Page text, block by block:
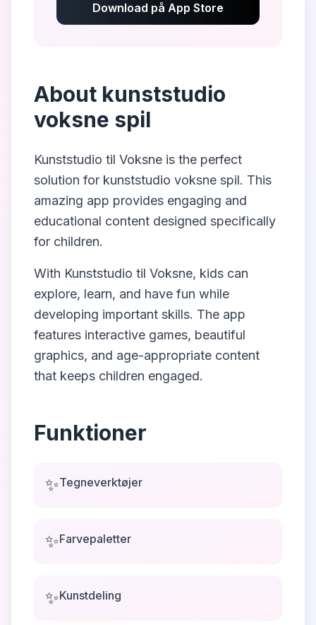
Download på App Store
About kunststudio
voksne spil
Kunststudio til Voksne is the perfect
solution for kunststudio voksne spil. This
amazing app provides engaging and
educational content designed specifically
for children.
With Kunststudio til Voksne, kids can
explore, learn, and have fun while
developing important skills. The app
features interactive games, beautiful
graphics, and age-appropriate content
that keeps children engaged.
Funktioner
✨Tegneverktøjer
✨Farvepaletter
✨Kunstdeling